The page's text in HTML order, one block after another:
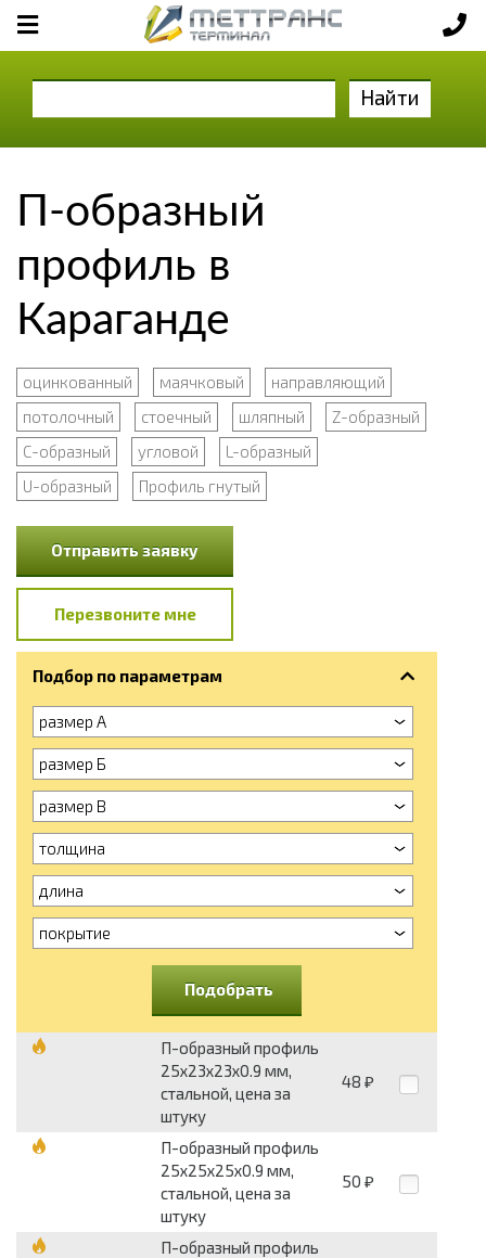
Найти
П-образный
профиль в
Караганде
оцинкованный маячковый
направляющий
потолочный
стоечный шляпный
Z-образный
С-образный
угловой
L-образный
U-образный
Профиль гнутый
Отправить заявку
Перезвоните мне
Подбор по параметрам
размер А
размер Б
размер В
толщина
длина
покрытие
Подобрать
П-образный профиль
25х23х23х0.9 мм,
стальной, цена за
штуку
48 ₽
П-образный профиль
25х25х25х0.9 мм,
стальной, цена за
штуку
50 ₽
П-образный профиль